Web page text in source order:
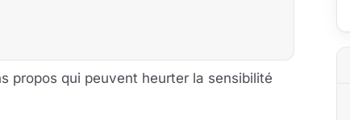
propos qui peuvent heurter la sensibilité